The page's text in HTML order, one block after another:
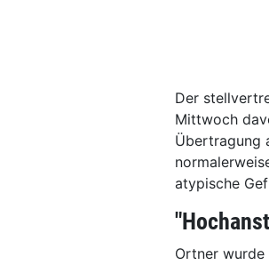
Der
Mittwoch
Übertragung
atypische
Ortner